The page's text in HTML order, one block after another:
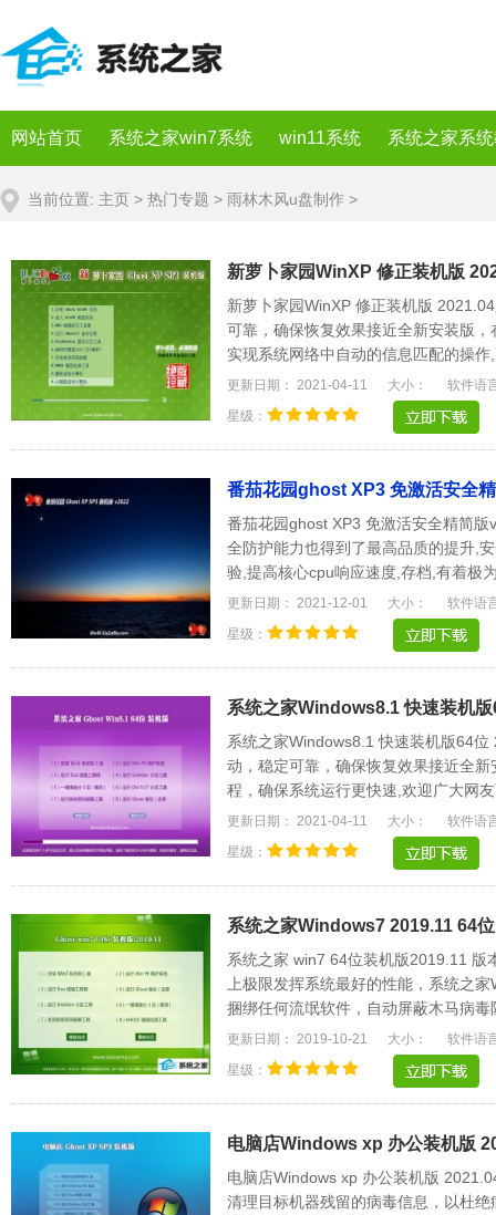
网站首页 系统之家win7系统 win11系统 系统之家系
当前位置: 主页 > 热门专题 > 雨林木风u盘制作 >
新萝卜家园WinXP 修正装机版
新萝卜家园WinXP 修正装机版
可靠，确保恢复效果接近全新安装版
实现系统网络中自动的信息匹配的操
统将更稳定，.....
更新日期： 2021-04-11 大小：
软件语
星级：
番茄花园ghost XP3 免激活安全
番茄花园ghost XP3 免激活安全精简
全防护能力也得到了最高品质的提升,
验,提高核心cpu响应速度,存档,有着极
方都是很家.....
更新日期： 2021-12-01 大小：
软件语
星级：
系统之家Windows8.1 快速装机
系统之家Windows8.1 快速装机版64
动，稳定可靠，确保恢复效果接近全
程，确保系统运行更快速,欢迎广大网
驱动能自动识别.....
更新日期： 2021-04-11 大小：
软件语
星级：
系统之家Windows7 2019.11 64
系统之家 win7 64位装机版2019.11 版
上极限发挥系统最好的性能，系统之
捆绑任何流氓软件，自动屏蔽木马病
惯作细心设置。.....
更新日期： 2019-10-21 大小：
软件语
星级：
电脑店Windows xp 办公装机版
电脑店Windows xp 办公装机版
清理目标机器残留的病毒信息，以杜